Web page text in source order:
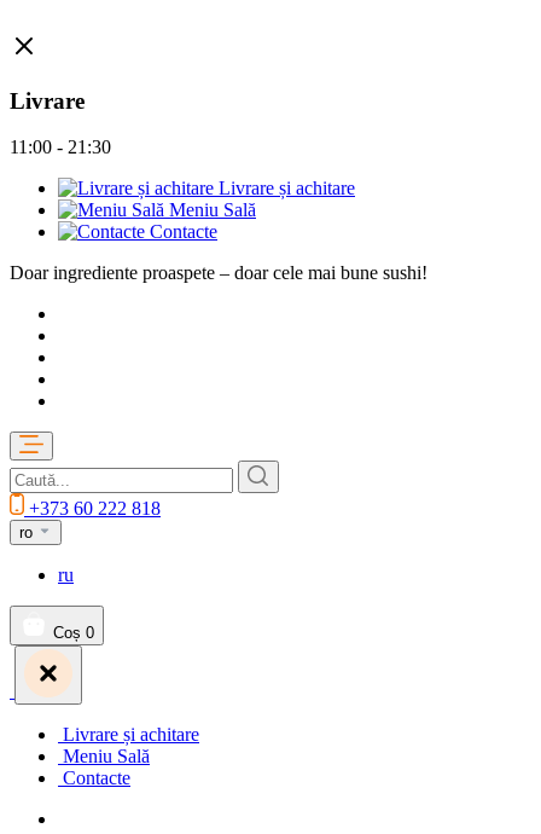
Livrare
11:00 - 21:30
Livrare și achitare
Meniu Sală
Contacte
Doar ingrediente proaspete – doar cele mai bune sushi!
+373 60 222 818
ro
ru
Coș 0
Livrare și achitare
Meniu Sală
Contacte